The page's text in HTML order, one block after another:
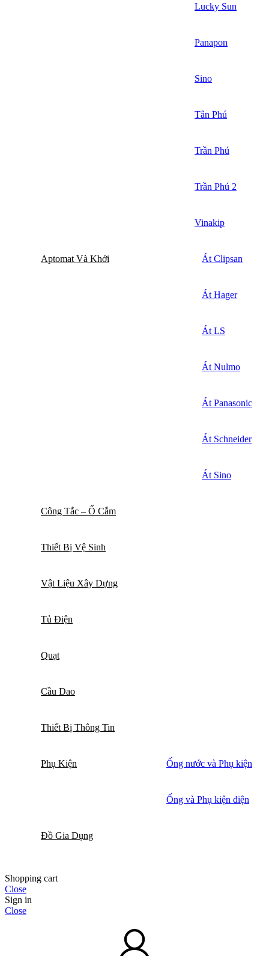
Lucky Sun
Panapon
Sino
Tân Phú
Trần Phú
Trần Phú 2
Vinakip
Aptomat Và Khởi Át Clipsan
Át Hager
Át LS
Át Nulmo
Át Panasonic
Át Schneider
Át Sino
Công Tắc – Ổ Cắm
Thiết Bị Vệ Sinh
Vật Liệu Xây Dựng
Tủ Điện
Quạt
Cầu Dao
Thiết Bị Thông Tin
Phụ Kiện Ống nước và Phụ kiện
Ống và Phụ kiện điện
Đồ Gia Dụng
Shopping cart
Close
Sign in
Close